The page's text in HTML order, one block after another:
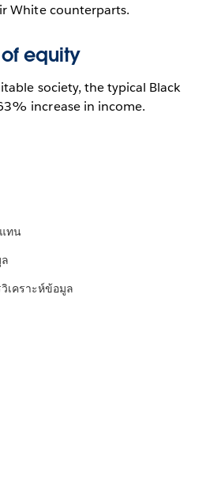
White counterparts.
equity
society, the typical Black
increase in income.
ทน
เคราะห์ข้อมูล